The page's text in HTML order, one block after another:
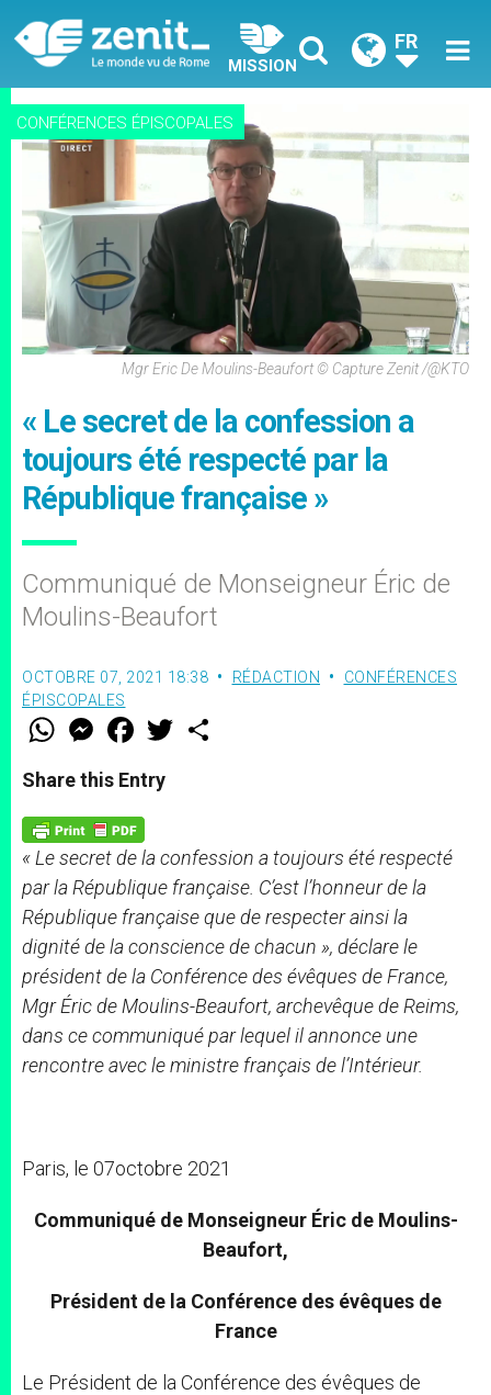
MISSION
FR
CONFÉRENCES ÉPISCOPALES
Mgr Eric De Moulins-Beaufort © Capture Zenit /@KTO
« Le secret de la confession a
toujours été respecté par la
République française »
Communiqué de Monseigneur Éric de
Moulins-Beaufort
OCTOBRE 07, 2021 18:38 RÉDACTION
CONFÉRENCES
ÉPISCOPALES
W
t
s
p
p
M
e
s
e
g
e
r
F
a
e
b
o
k
w
Share this Entry
« Le secret de la confession a toujours été respecté
par la République française. C’est l’honneur de la
République française que de respecter ainsi la
dignité de la conscience de chacun », déclare le
président de la Conférence des évêques de France,
Mgr Éric de Moulins-Beaufort, archevêque de Reims,
dans ce communiqué par lequel il annonce une
rencontre avec le ministre français de l’Intérieur.
Paris, le 07octobre 2021
Communiqué de Monseigneur Éric de Moulins-
Beaufort,
Président de la Conférence des évêques de
France
Le Président de la Conférence des évêques de